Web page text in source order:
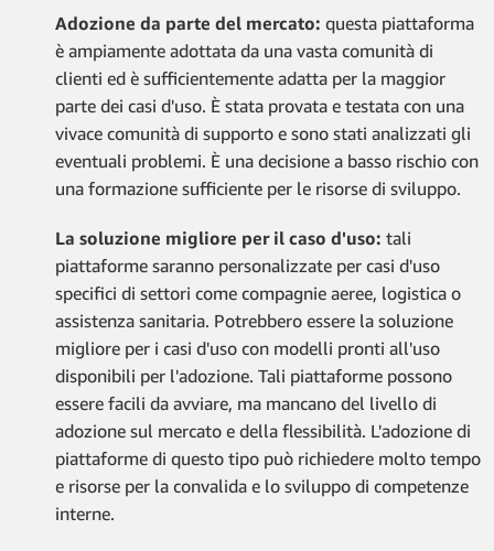
Adozione da parte del mercato: questa piattaforma
è ampiamente adottata da una vasta comunità di
clienti ed è sufficientemente adatta per la maggior
parte dei casi d'uso. È stata provata e testata con una
vivace comunità di supporto e sono stati analizzati gli
eventuali problemi. È una decisione a basso rischio con
una formazione sufficiente per le risorse di sviluppo.
La soluzione migliore per il caso d'uso: tali
piattaforme saranno personalizzate per casi d'uso
specifici di settori come compagnie aeree, logistica o
assistenza sanitaria. Potrebbero essere la soluzione
migliore per i casi d'uso con modelli pronti all'uso
disponibili per l'adozione. Tali piattaforme possono
essere facili da avviare, ma mancano del livello di
adozione sul mercato e della flessibilità. L'adozione di
piattaforme di questo tipo può richiedere molto tempo
e risorse per la convalida e lo sviluppo di competenze
interne.